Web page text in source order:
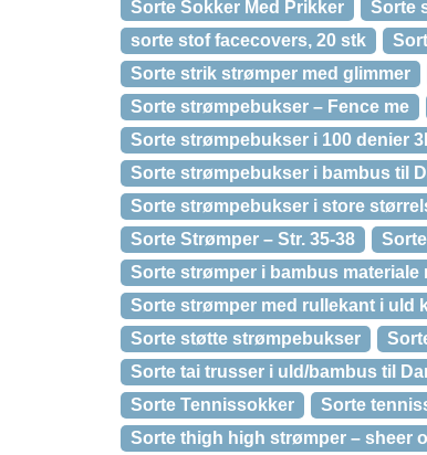
Sorte Sokker Med Prikker
Sorte
sorte stof facecovers, 20 stk
Sorte strik strømper med glimmer
Sorte strømpebukser – Fence me
Sorte strømpebukser i 100 denier
Sorte strømpebukser i bambus til
Sorte strømpebukser i store
Sorte Strømper – Str. 35-38
Sorte strømper i bambus materiale
Sorte strømper med rullekant i uld
Sorte støtte strømpebukser
Sorte tai trusser i uld/bambus til
Sorte Tennissokker
Sorte
Sorte thigh high strømper – sheer